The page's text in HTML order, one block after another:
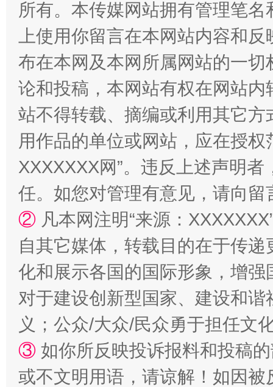
国家大学科技园优化重塑工作
“蜀中异人”王建安的艺术幻境
所有。本传媒网站拥有管理笔
上使用你留言在本网站内容和
布在本网及本网所属网站的一
论和投稿，本网站有权在网站
站不得转载、摘编或利用其它
用作品的单位或网站，应在授
XXXXXXX网”。违反上述声明
任。如您对管理有意见，请向
② 凡本网注明“来源：
自其它媒体，转载目的在于传
化和展示各国的国际形象，增
对于建设创新型国家、建设和
义；公众/大众/民众勇于担任文
③ 如你所反映投诉报料和投稿
或不文明用语，请谅解！如因